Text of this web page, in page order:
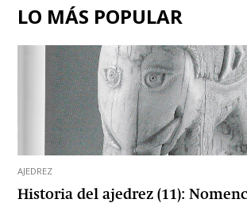
LO MÁS POPULAR
AJEDREZ
Historia del ajedrez (11):